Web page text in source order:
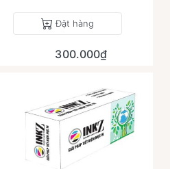
Đặt hàng
300.000₫